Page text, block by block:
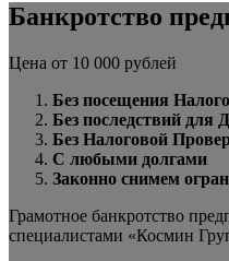
Банкротство
Цена от 10 000 рублей
Без посещения
Без последствий для
Без Налоговой
С любыми долгами
Законно снимем
Грамотное банкротство
специалистами «Космин